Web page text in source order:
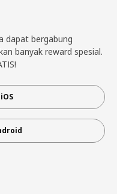
dapat bergabung
banyak reward spesial.